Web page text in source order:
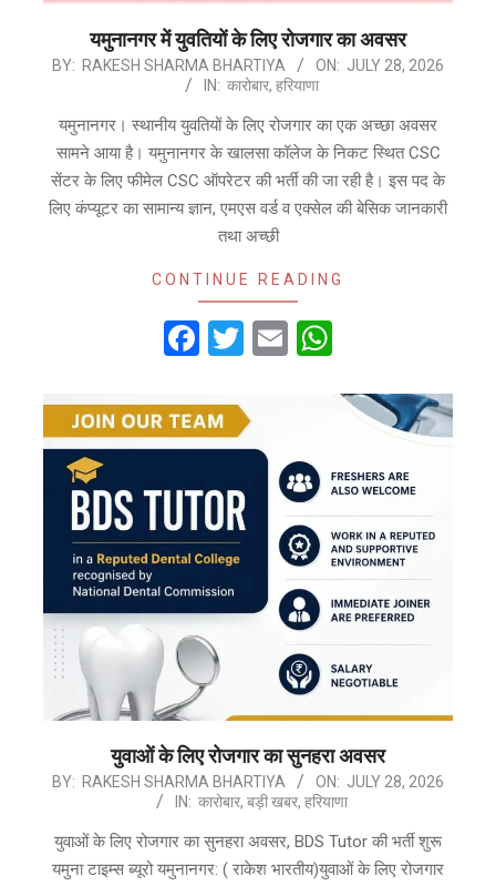
यमुनानगर में युवतियों के लिए रोजगार का अवसर
2026-
28
BY: RAKESH SHARMA BHARTIYA ON: JULY 28, 2026
IN: कारोबार, हरियाणा
यमुनानगर। स्थानीय युवतियों के लिए रोजगार का एक अच्छा अवसर
सामने आया है। यमुनानगर के खालसा कॉलेज के निकट स्थित CSC
सेंटर के लिए फीमेल CSC ऑपरेटर की भर्ती की जा रही है। इस पद के
लिए कंप्यूटर का सामान्य ज्ञान, एमएस वर्ड व एक्सेल की बेसिक जानकारी
तथा अच्छी
CONTINUE READING
Facebook
Twitter
Email
युवाओं के लिए रोजगार का सुनहरा अवसर
2026-
28
BY: RAKESH SHARMA BHARTIYA ON: JULY 28, 2026
IN: कारोबार, बड़ी खबर, हरियाणा
युवाओं के लिए रोजगार का सुनहरा अवसर, BDS Tutor की भर्ती शुरू
यमुना टाइम्स ब्यूरो यमुनानगर: ( राकेश भारतीय)युवाओं के लिए रोजगार